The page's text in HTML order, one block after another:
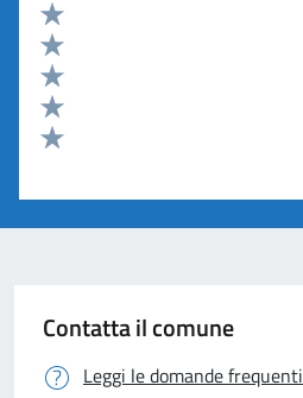
Valuta 5 stelle su 5
Valuta 4 stelle su 5
Valuta 3 stelle su 5
Valuta 2 stelle su 5
Contatta il comune
Leggi le domande frequenti